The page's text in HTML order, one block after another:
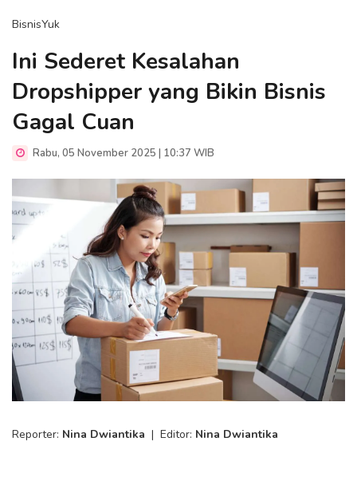
BisnisYuk
Ini Sederet Kesalahan
Dropshipper yang Bikin Bisnis
Gagal Cuan
Rabu, 05 November 2025 | 10:37 WIB
Reporter: Nina Dwiantika | Editor: Nina Dwiantika